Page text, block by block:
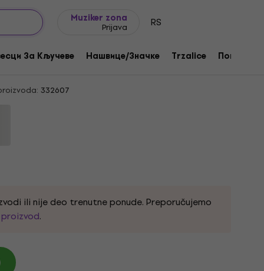
Muziker zona
Prijava RS
За Кључеве Нашвице/Значке Trzalice Поклони
Skull Black L Košulja
332607
ili nije deo trenutne ponude. Preporučujemo
.